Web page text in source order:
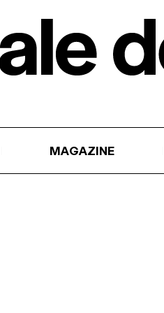
MAGAZINE